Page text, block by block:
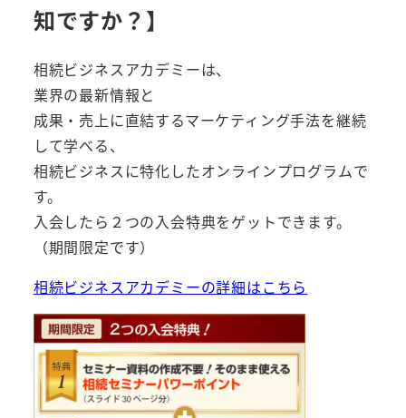
知ですか？】
相続ビジネスアカデミーは、
業界の最新情報と
成果・売上に直結するマーケティング手法を継続
して学べる、
相続ビジネスに特化したオンラインプログラムで
す。
入会したら２つの入会特典をゲットできます。
（期間限定です）
相続ビジネスアカデミーの詳細はこちら